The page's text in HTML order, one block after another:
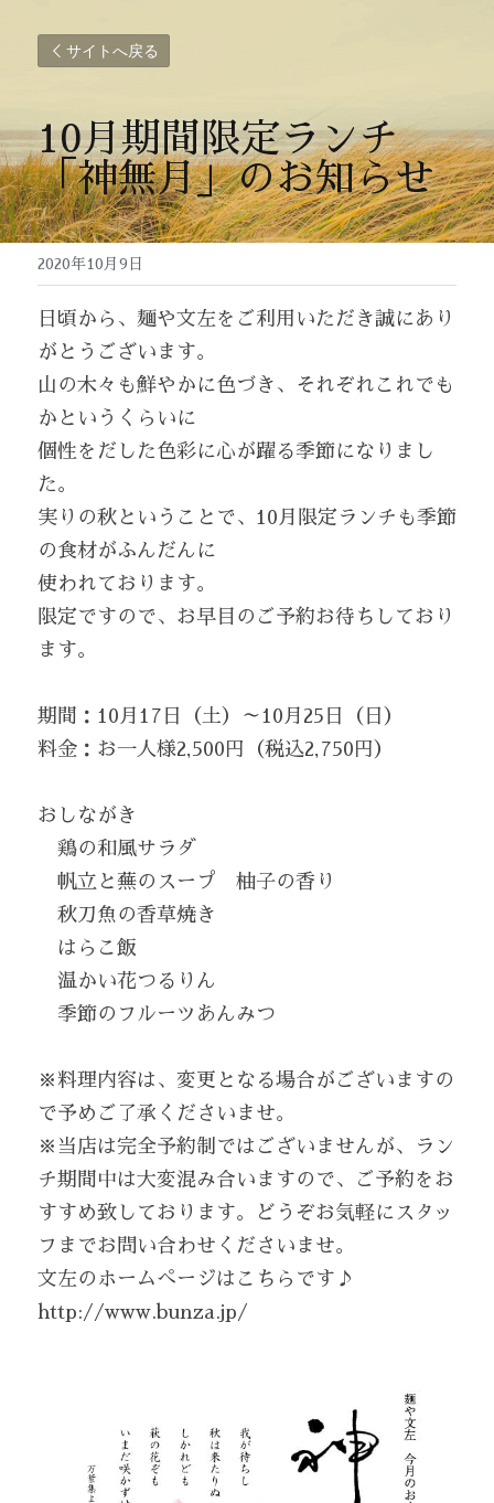
サイトへ戻る
10月期間限定ランチ
「神無月」のお知らせ
2020年10月9日
日頃から、麺や文左をご利用いただき誠にあり
がとうございます。
山の木々も鮮やかに色づき、それぞれこれでも
かというくらいに
個性をだした色彩に心が躍る季節になりまし
た。
実りの秋ということで、10月限定ランチも季節
の食材がふんだんに
使われております。
限定ですので、お早目のご予約お待ちしており
ます。
期間：10月17日（土）～10月25日（日）
料金：お一人様2,500円（税込2,750円）
おしながき
鶏の和風サラダ
帆立と蕪のスープ　柚子の香り
秋刀魚の香草焼き
はらこ飯
温かい花つるりん
季節のフルーツあんみつ
※料理内容は、変更となる場合がございますの
で予めご了承くださいませ。
※当店は完全予約制ではございませんが、ラン
チ期間中は大変混み合いますので、ご予約をお
すすめ致しております。どうぞお気軽にスタッ
フまでお問い合わせくださいませ。
文左のホームぺージはこちらです♪
http://www.bunza.jp/